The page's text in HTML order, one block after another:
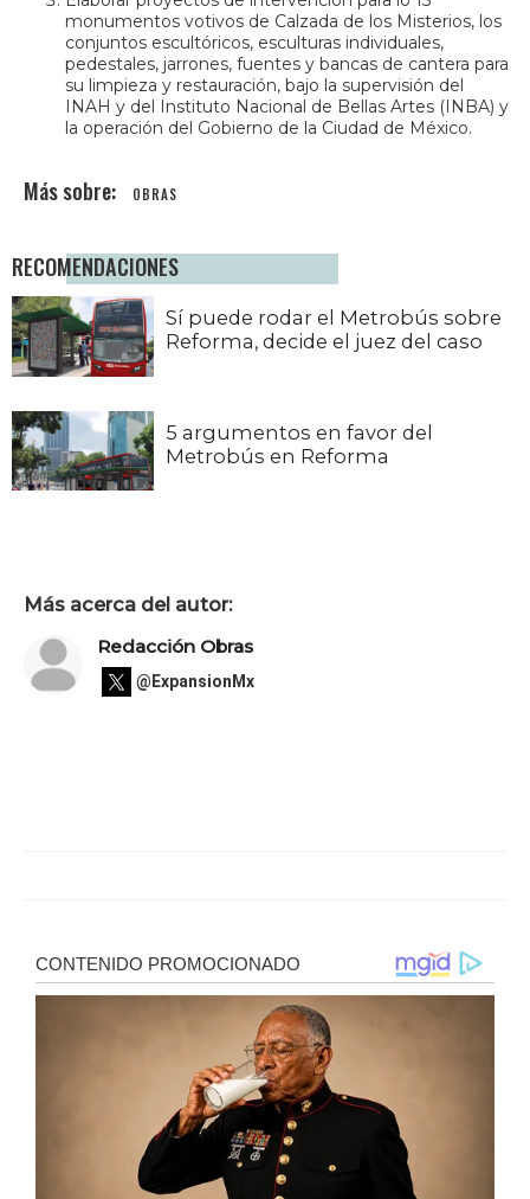
monumentos votivos de Calzada de los Misterios, los
conjuntos escultóricos, esculturas individuales,
pedestales, jarrones, fuentes y bancas de cantera para
su limpieza y restauración, bajo la supervisión del
INAH y del Instituto Nacional de Bellas Artes (INBA) y
la operación del Gobierno de la Ciudad de México.
OBRAS
RECOMENDACIONES
Sí puede rodar el Metrobús sobre
Reforma, decide el juez del caso
5 argumentos en favor del
Metrobús en Reforma
Más acerca del autor:
Redacción Obras
@ExpansionMx